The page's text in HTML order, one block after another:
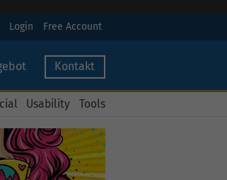
Login Free Account
Kontakt
Usability Tools